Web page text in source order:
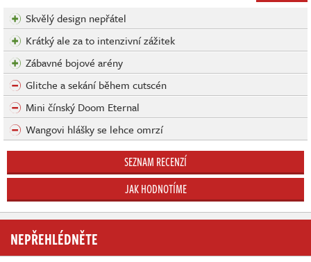
Skvělý design nepřátel
Krátký ale za to intenzivní zážitek
Zábavné bojové arény
Glitche a sekání během cutscén
Mini čínský Doom Eternal
Wangovi hlášky se lehce omrzí
SEZNAM RECENZÍ
JAK HODNOTÍME
NEPŘEHLÉDNĚTE